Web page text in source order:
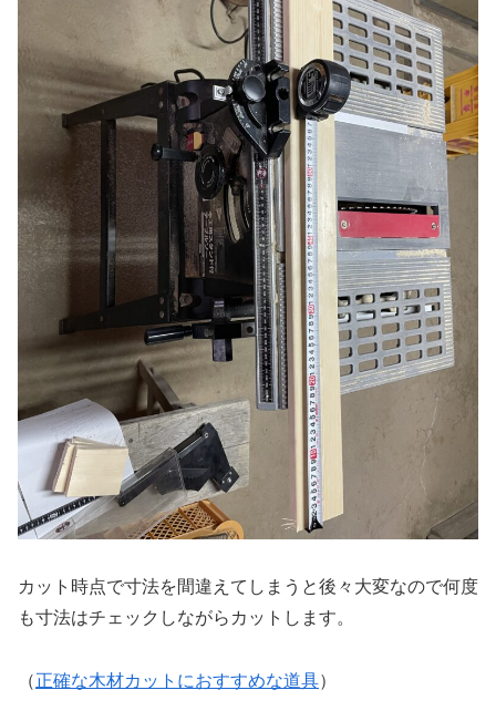
カット時点で寸法を間違えてしまうと後々大変なので何度
も寸法はチェックしながらカットします。
（正確な木材カットにおすすめな道具）